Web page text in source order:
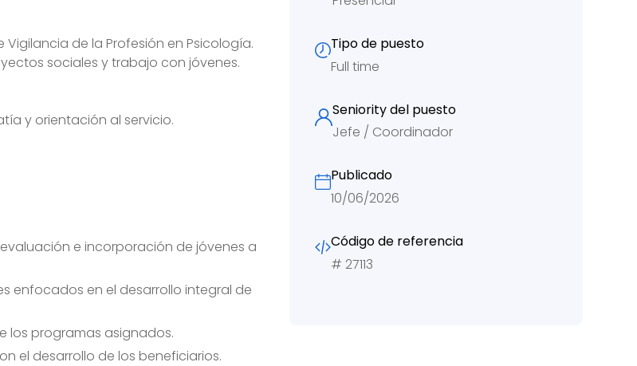
de la Profesión en Psicología.
sociales y trabajo con jóvenes.
y orientación al servicio.
e incorporación de jóvenes a
enfocados en el desarrollo integral de
los programas asignados.
el desarrollo de los beneficiarios.
Tipo de puesto
Full time
Seniority del puesto
Jefe / Coordinador
Publicado
10/06/2026
Código de referencia
# 27113